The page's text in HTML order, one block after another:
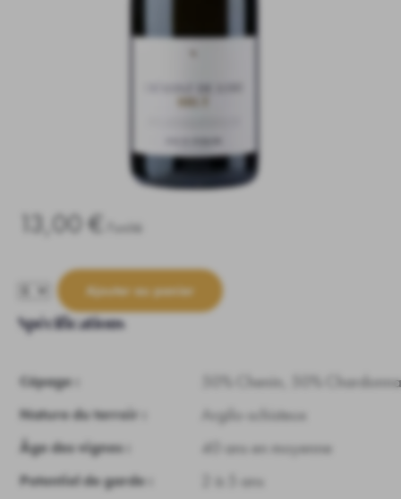
13,00 € l'unité
Ajouter au panier
Spécifications
Cépage : 50% Chenin, 50%
Nature du terroir : Argilo-schisteux
Âge des vignes : 40 ans en moyenne
Potentiel de garde : 2 à 5 ans